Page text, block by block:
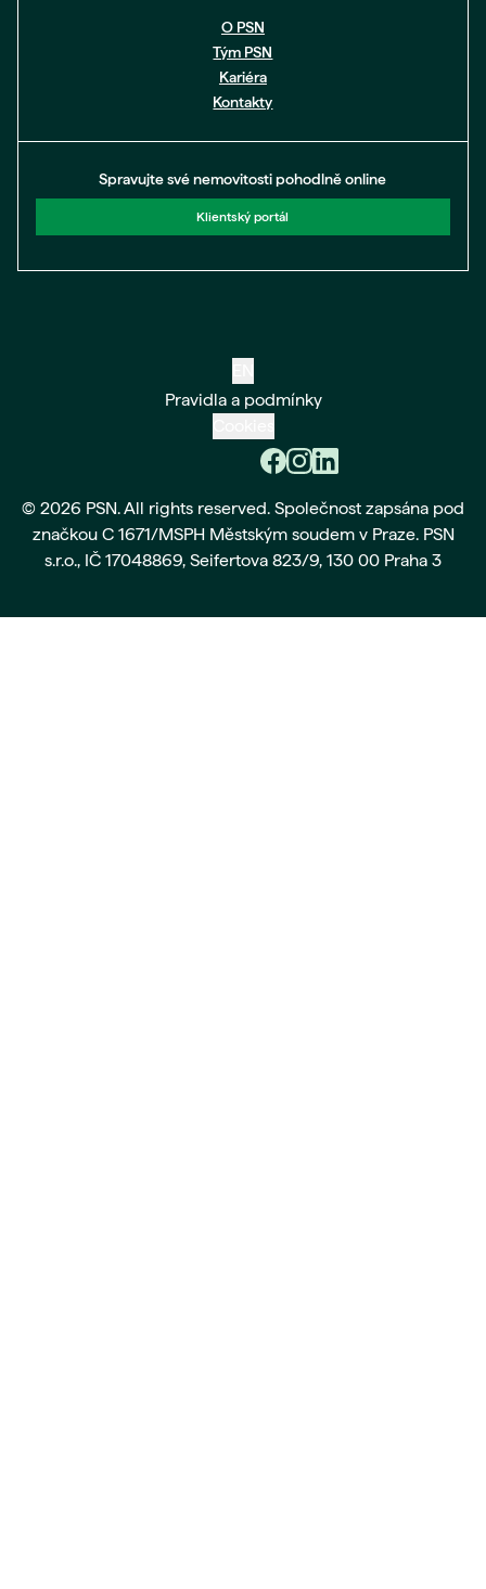
O PSN
Tým PSN
Kariéra
Kontakty
Spravujte své nemovitosti pohodlně online
Klientský portál
Pravidla a podmínky
© 2026 PSN. All rights reserved. Společnost zapsána pod
značkou C 1671/MSPH Městským soudem v Praze. PSN
s.r.o., IČ 17048869, Seifertova 823/9, 130 00 Praha 3